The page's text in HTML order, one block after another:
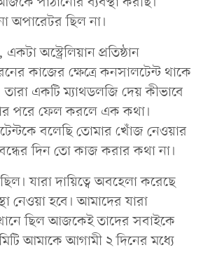
ছিল না।
অস্ট্রেলিয়ান প্রতিষ্ঠান
কাজের ক্ষেত্রে কনসালটেন্ট থাকে
একটি ম্যাথডলজি দেয় কীভাবে
পরে ফেল করলে এক কথা।
বলেছি তোমার খোঁজ নেওয়ার
দিন তো কাজ করার কথা না।
যারা দায়িত্বে অবহেলা করেছে
নেওয়া হবে। আমাদের যারা
ছিল আজকেই তাদের সবাইকে
আমাকে আগামী ২ দিনের মধ্যে